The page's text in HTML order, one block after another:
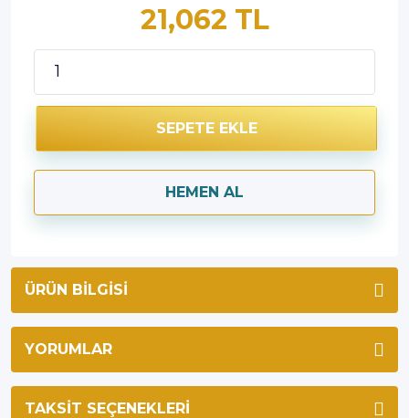
21,062 TL
SEPETE EKLE
HEMEN AL
ÜRÜN BILGISI
YORUMLAR
TAKSIT SEÇENEKLERI